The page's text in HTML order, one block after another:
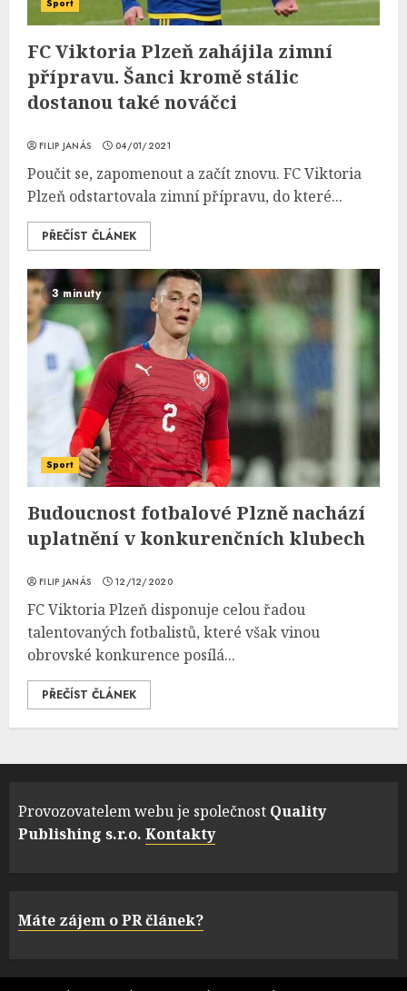
Sport
FC Viktoria Plzeň zahájila zimní
přípravu. Šanci kromě stálic
dostanou také nováčci
FILIP JANÁS 04/01/2021
Poučit se, zapomenout a začít znovu. FC Viktoria
Plzeň odstartovala zimní přípravu, do které...
PŘEČÍST ČLÁNEK
3 minuty
Sport
Budoucnost fotbalové Plzně nachází
uplatnění v konkurenčních klubech
FILIP JANÁS 12/12/2020
FC Viktoria Plzeň disponuje celou řadou
talentovaných fotbalistů, které však vinou
obrovské konkurence posílá...
PŘEČÍST ČLÁNEK
Provozovatelem webu je společnost Quality
Publishing s.r.o. Kontakty
Máte zájem o PR článek?